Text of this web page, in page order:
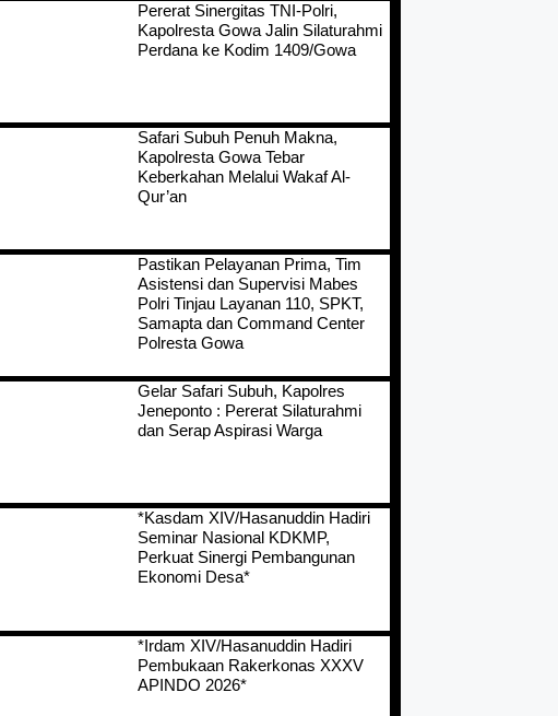
Pererat Sinergitas TNI-Polri,
Kapolresta Gowa Jalin Silaturahmi
Perdana ke Kodim 1409/Gowa
Safari Subuh Penuh Makna,
Kapolresta Gowa Tebar
Keberkahan Melalui Wakaf Al-
Qur’an
Pastikan Pelayanan Prima, Tim
Asistensi dan Supervisi Mabes
Polri Tinjau Layanan 110, SPKT,
Samapta dan Command Center
Polresta Gowa
Gelar Safari Subuh, Kapolres
Jeneponto : Pererat Silaturahmi
dan Serap Aspirasi Warga
*Kasdam XIV/Hasanuddin Hadiri
Seminar Nasional KDKMP,
Perkuat Sinergi Pembangunan
Ekonomi Desa*
*Irdam XIV/Hasanuddin Hadiri
Pembukaan Rakerkonas XXXV
APINDO 2026*